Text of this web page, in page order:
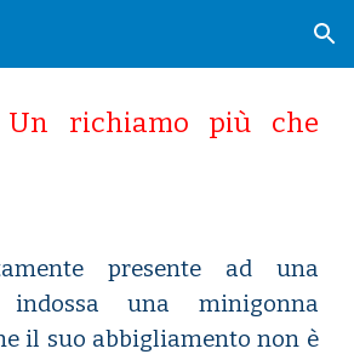
Skip to navigation
Un richiamo più che
presente ad una
una minigonna
il suo abbigliamento non è